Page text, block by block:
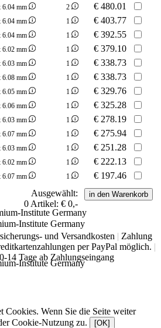
6.04 mm 2 € 480.01
6.04 mm 1 € 403.77
6.04 mm 1 € 392.55
6.02 mm 1 € 379.10
6.03 mm 1 € 338.73
6.08 mm 1 € 338.73
6.05 mm 1 € 329.76
6.06 mm 1 € 325.28
6.03 mm 1 € 278.19
6.07 mm 1 € 275.94
6.03 mm 1 € 251.28
6.02 mm 1 € 222.13
6.07 mm 1 € 197.46
Ausgewählt:
0 Artikel: € 0,-
und Versandkosten | Zahlung
per PayPal möglich. |
14 Tage ab Zahlungseingang
Cookies. Wenn Sie die Seite weiter
Cookie-Nutzung zu.
[OK]